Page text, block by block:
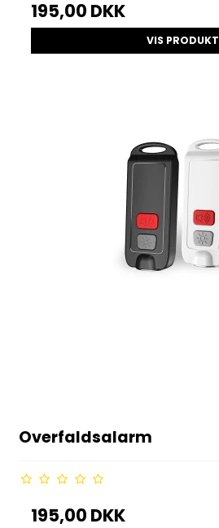
195,00 DKK
VIS PRODUKT
Overfaldsalarm
195,00 DKK